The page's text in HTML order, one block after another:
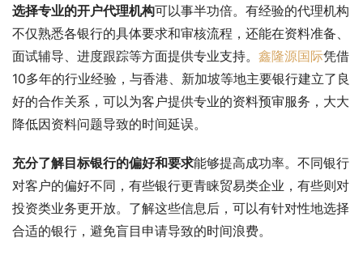
选择专业的开户代理机构可以事半功倍。有经验的代理机构
不仅熟悉各银行的具体要求和审核流程，还能在资料准备、
面试辅导、进度跟踪等方面提供专业支持。 鑫隆源国际凭借
10多年的行业经验，与香港、新加坡等地主要银行建立了良
好的合作关系，可以为客户提供专业的资料预审服务，大大
降低因资料问题导致的时间延误。
充分了解目标银行的偏好和要求能够提高成功率。不同银行
对客户的偏好不同，有些银行更青睐贸易类企业，有些则对
投资类业务更开放。了解这些信息后，可以有针对性地选择
合适的银行，避免盲目申请导致的时间浪费。